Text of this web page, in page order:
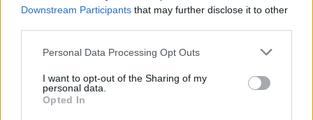
Downstream Participants that may further disclose it to other
Personal Data Processing Opt Outs
I want to opt-out of the Sharing of my
personal data.
Opted In
Ο Ρουβίκωνας μοιράζει
τρόφιμα στη Μάνδρα
Υπ. Υποδομών: